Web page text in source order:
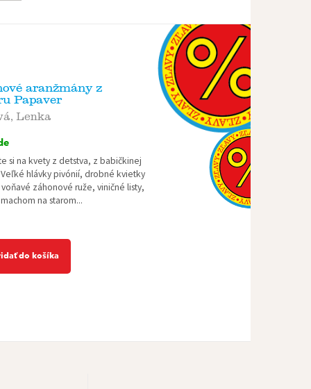
aranžmány z
Papaver
Lenka
si na kvety z detstva, z babičkinej
Veľké hlávky pivónií, drobné kvietky
záhonové ruže, viničné listy,
na starom...
do košíka